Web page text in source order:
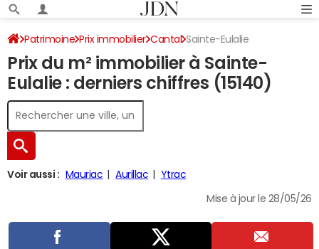
Patrimoine Prix immobilier Cantal Sainte-Eulalie
Prix du m² immobilier à Sainte-
Eulalie : derniers chiffres (15140)
Voir aussi : Mauriac Aurillac Ytrac
Mise à jour le 28/05/26